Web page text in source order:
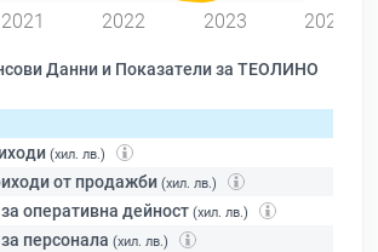
2021 2022 2023 2024
Данни и Показатели за ТЕОЛИНО
(хил. лв.)
от продажби (хил. лв.)
оперативна дейност (хил. лв.)
персонала (хил. лв.)